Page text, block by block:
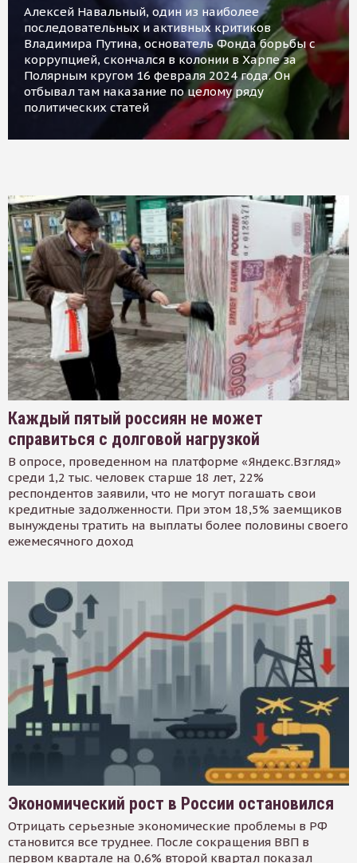
Алексей Навальный, один из наиболее
последовательных и активных критиков
Владимира Путина, основатель Фонда борьбы с
коррупцией, скончался в колонии в Харпе за
Полярным кругом 16 февраля 2024 года. Он
отбывал там наказание по целому ряду
политических статей
Каждый пятый россиян не может
справиться с долговой нагрузкой
В опросе, проведенном на платформе «Яндекс.Взгляд»
среди 1,2 тыс. человек старше 18 лет, 22%
респондентов заявили, что не могут погашать свои
кредитные задолженности. При этом 18,5% заемщиков
вынуждены тратить на выплаты более половины своего
ежемесячного доход
Экономический рост в России остановился
Отрицать серьезные экономические проблемы в РФ
становится все труднее. После сокращения ВВП в
первом квартале на 0,6% второй квартал показал